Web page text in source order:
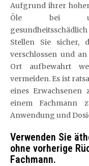
Aufgrund ihrer
Öle bei
Stellen Sie sicher,
verschlossen und
Ort aufbewahrt
vermeiden. Es ist
eines
einem Fachmann
Anwendung und
Verwenden Sie
ohne vorherige
Fachmann.